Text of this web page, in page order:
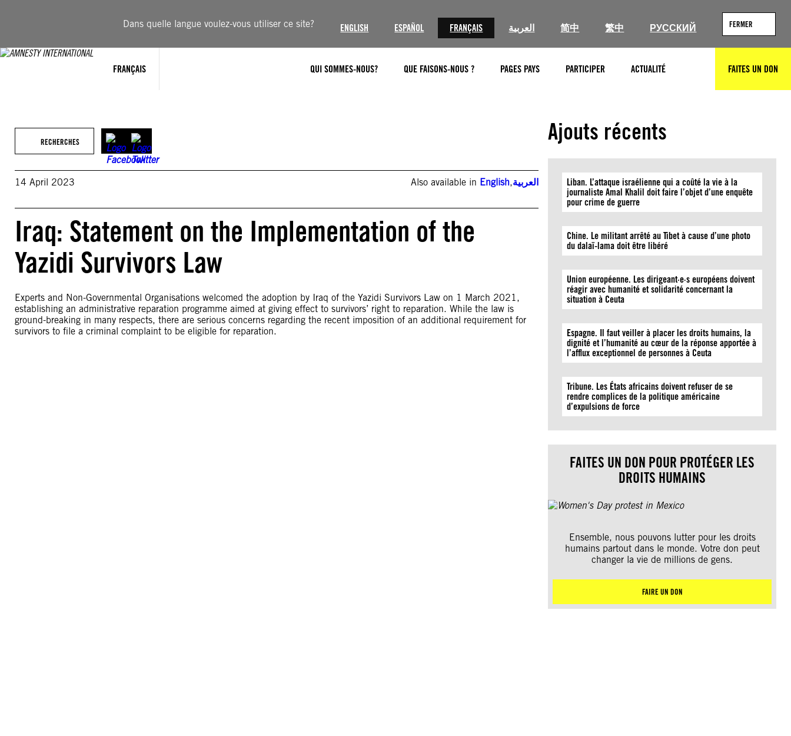
Dans quelle langue voulez-vous utiliser ce site? ENGLISH ESPAÑOL FRANÇAIS العربية 简中 繁中 РУССКИЙ FERMER
FRANÇAIS QUI SOMMES-NOUS? QUE FAISONS-NOUS ? PAGES PAYS PARTICIPER ACTUALITÉ RECHERCHERFAITES UN DON
RECHERCHES
14 April 2023 Also available in English,العربية
Iraq: Statement on the Implementation of the
Yazidi Survivors Law
Experts and Non-Governmental Organisations welcomed the adoption by Iraq of the Yazidi Survivors Law on 1 March 2021,
establishing an administrative reparation programme aimed at giving effect to survivors’ right to reparation. While the law is
ground-breaking in many respects, there are serious concerns regarding the recent imposition of an additional requirement for
survivors to file a criminal complaint to be eligible for reparation.
Ajouts récents
Liban. L’attaque israélienne qui a coûté la vie à la
journaliste Amal Khalil doit faire l’objet d’une enquête
pour crime de guerre
Chine. Le militant arrêté au Tibet à cause d’une photo
du dalaï-lama doit être libéré
Union européenne. Les dirigeant·e·s européens doivent
réagir avec humanité et solidarité concernant la
situation à Ceuta
Espagne. Il faut veiller à placer les droits humains, la
dignité et l’humanité au cœur de la réponse apportée à
l’afflux exceptionnel de personnes à Ceuta
Tribune. Les États africains doivent refuser de se
rendre complices de la politique américaine
d’expulsions de force
FAITES UN DON POUR PROTÉGER LES
DROITS HUMAINS
Ensemble, nous pouvons lutter pour les droits
humains partout dans le monde. Votre don peut
changer la vie de millions de gens.
FAIRE UN DON